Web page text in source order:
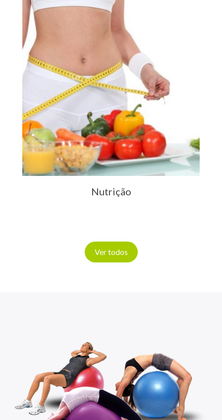
Nutrição
Ver todos